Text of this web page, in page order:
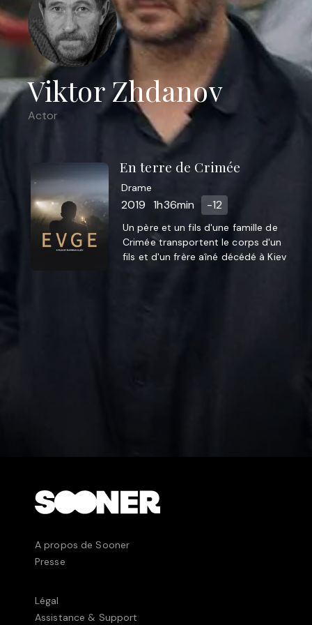
Viktor Zhdanov
Actor
En terre de Crimée
Drame
2019 1h36min -12
Un père et un fils d'une famille de
Crimée transportent le corps d'un
fils et d'un frère aîné décédé à Kiev
A propos de Sooner
Presse
Légal
Assistance & Support